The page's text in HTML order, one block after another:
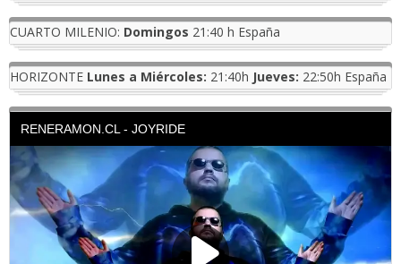
CUARTO MILENIO: Domingos 21:40 h España
HORIZONTE Lunes a Miércoles: 21:40h Jueves: 22:50h España